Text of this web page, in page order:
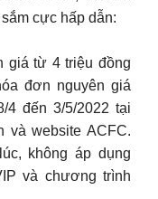
cực hấp dẫn:
giá từ 4 triệu đồng
đơn nguyên giá
đến 3/5/2022 tại
và website ACFC.
không áp dụng
và chương trình